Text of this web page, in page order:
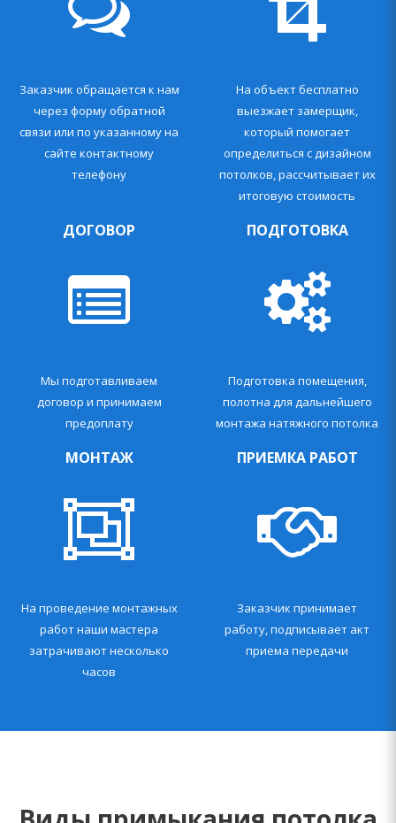
Заказчик обращается к нам
через форму обратной
связи или по указанному на
сайте контактному
телефону
На объект бесплатно
выезжает замерщик,
который помогает
определиться с дизайном
потолков, рассчитывает их
итоговую стоимость
ДОГОВОР
Мы подготавливаем
договор и принимаем
предоплату
ПОДГОТОВКА
Подготовка помещения,
полотна для дальнейшего
монтажа натяжного потолка
МОНТАЖ
На проведение монтажных
работ наши мастера
затрачивают несколько
часов
ПРИЕМКА РАБОТ
Заказчик принимает
работу, подписывает акт
приема передачи